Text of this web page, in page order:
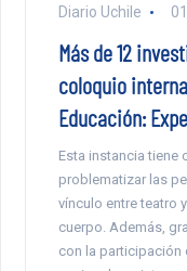
Diario Uchile
Más de 12
coloquio
Educación:
Esta instancia tiene
problematizar las
vínculo entre teatro
cuerpo. Además,
con la